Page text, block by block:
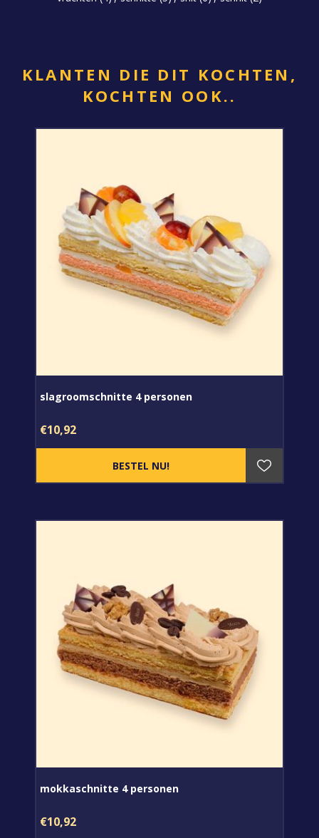
KLANTEN DIE DIT KOCHTEN,
KOCHTEN OOK..
slagroomschnitte 4 personen
€10,92
mokkaschnitte 4 personen
€10,92